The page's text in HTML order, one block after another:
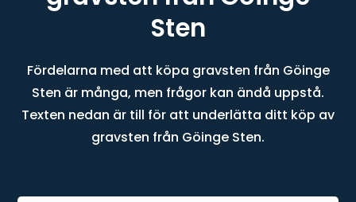
Sten
Fördelarna med att köpa gravsten från Göinge
Sten är många, men frågor kan ändå uppstå.
Texten nedan är till för att underlätta ditt köp av
gravsten från Göinge Sten.